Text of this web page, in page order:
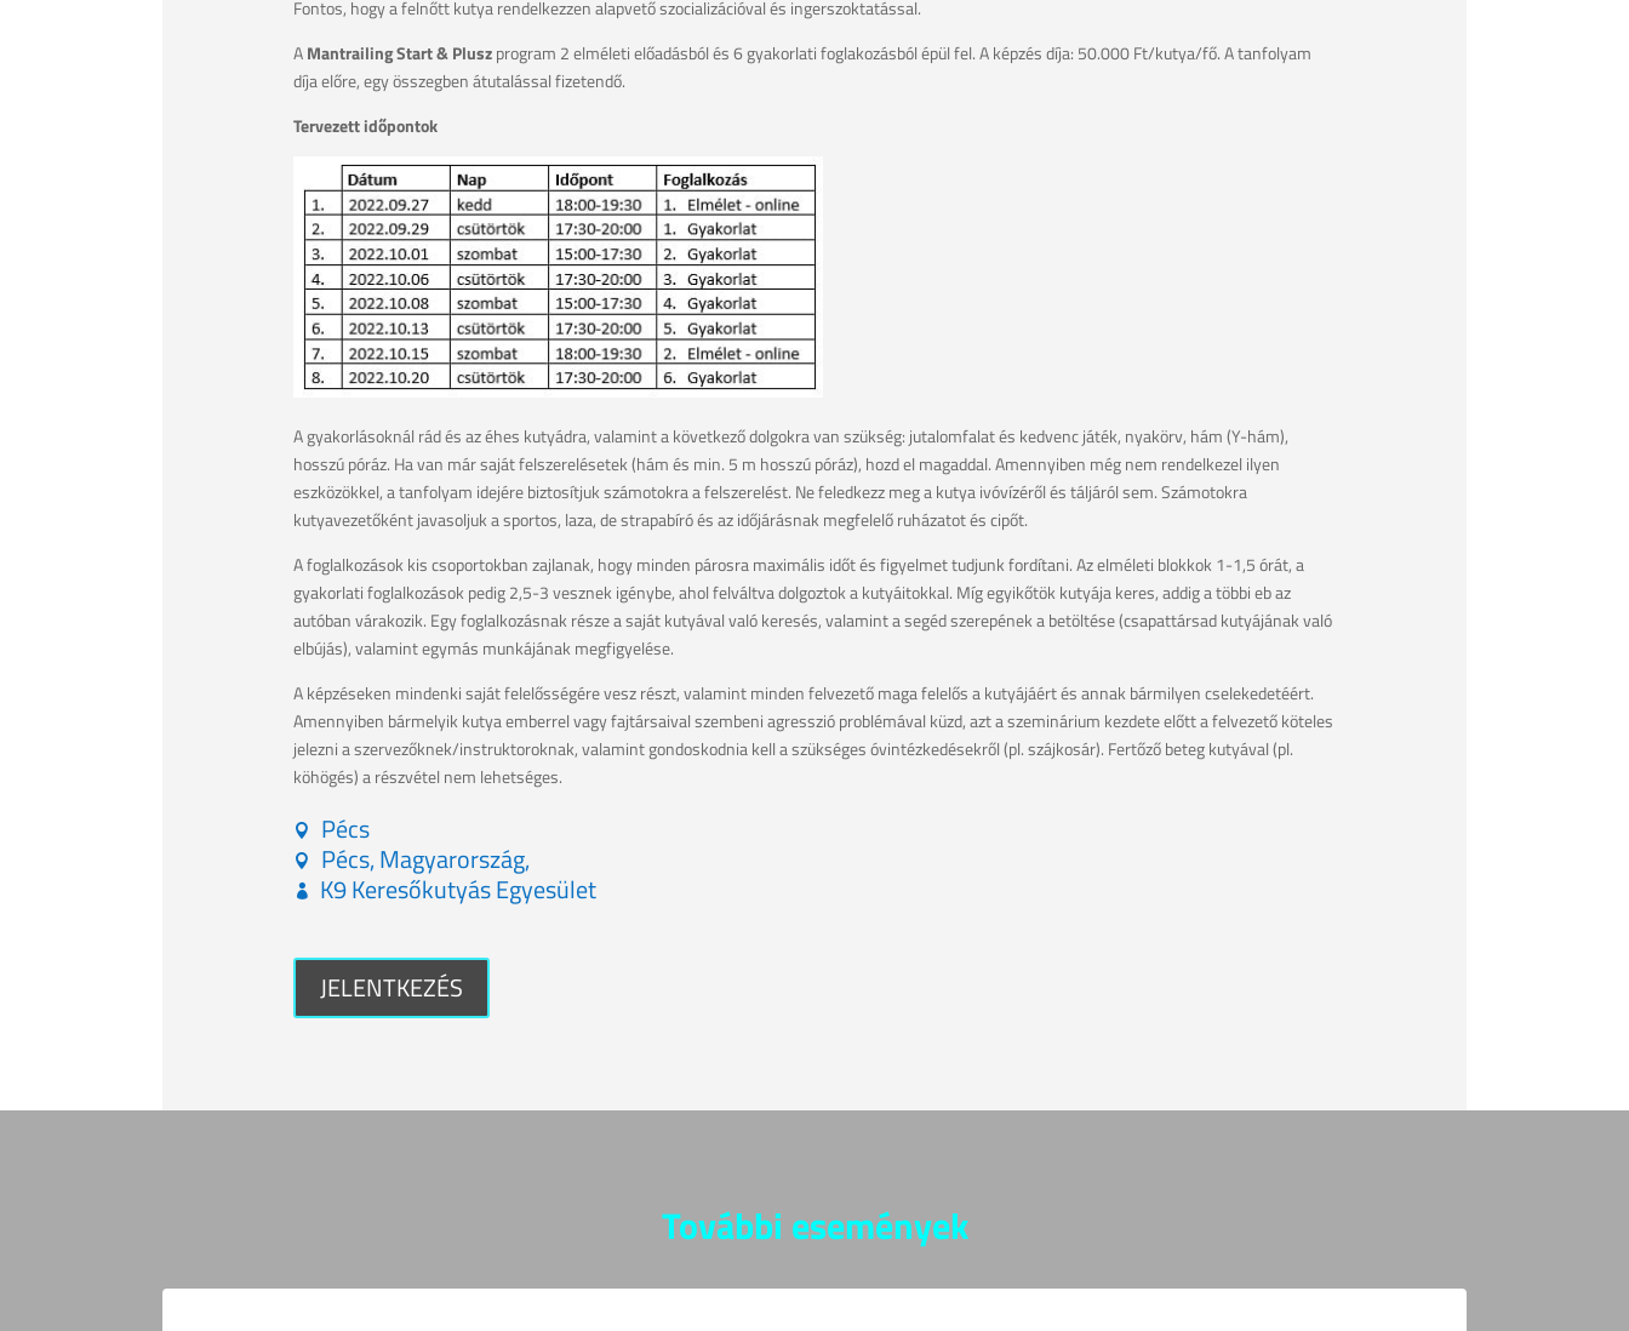
Fontos, hogy a felnőtt kutya rendelkezzen alapvető szocializációval és ingerszoktatással.
AMantrailing Start & Pluszprogram 2 elméleti előadásból és 6 gyakorlati foglakozásból épül fel. A képzés díja: 50.000 Ft/kutya/fő. A tanfolyam
díja előre, egy összegben átutalással fizetendő.
Tervezett időpontok
A gyakorlásoknál rád és az éhes kutyádra, valamint a következő dolgokra van szükség: jutalomfalat és kedvenc játék, nyakörv, hám (Y-hám),
hosszú póráz. Ha van már saját felszerelésetek (hám és min. 5 m hosszú póráz), hozd el magaddal. Amennyiben még nem rendelkezel ilyen
eszközökkel, a tanfolyam idejére biztosítjuk számotokra a felszerelést. Ne feledkezz meg a kutya ivóvízéről és táljáról sem. Számotokra
kutyavezetőként javasoljuk a sportos, laza, de strapabíró és az időjárásnak megfelelő ruházatot és cipőt.
A foglalkozások kis csoportokban zajlanak, hogy minden párosra maximális időt és figyelmet tudjunk fordítani. Az elméleti blokkok 1-1,5 órát, a
gyakorlati foglalkozások pedig 2,5-3 vesznek igénybe, ahol felváltva dolgoztok a kutyáitokkal. Míg egyikőtök kutyája keres, addig a többi eb az
autóban várakozik. Egy foglalkozásnak része a saját kutyával való keresés, valamint a segéd szerepének a betöltése (csapattársad kutyájának való
elbújás), valamint egymás munkájának megfigyelése.
A képzéseken mindenki saját felelősségére vesz részt, valamint minden felvezető maga felelős a kutyájáért és annak bármilyen cselekedetéért.
Amennyiben bármelyik kutya emberrel vagy fajtársaival szembeni agresszió problémával küzd, azt a szeminárium kezdete előtt a felvezető köteles
jelezni a szervezőknek/instruktoroknak, valamint gondoskodnia kell a szükséges óvintézkedésekről (pl. szájkosár). Fertőző beteg kutyával (pl.
köhögés) a részvétel nem lehetséges.
Pécs
Pécs, Magyarország,
K9 Keresőkutyás Egyesület
JELENTKEZÉS
További események